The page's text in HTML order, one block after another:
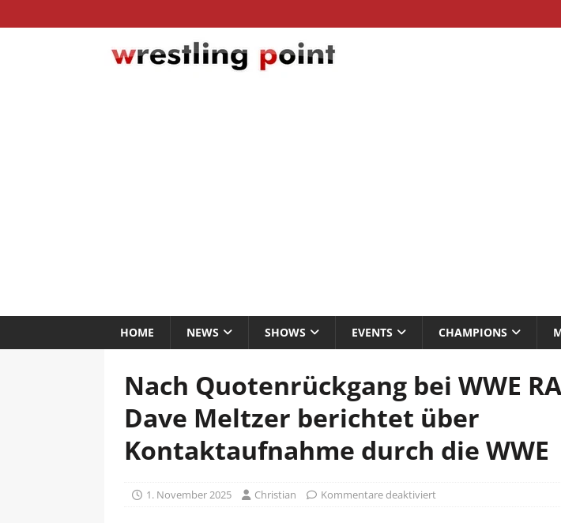
HOME NEWS SHOWS EVENTS CHAMPIONS
Nach Quotenrückgang bei WWE
Dave Meltzer berichtet über
Kontaktaufnahme durch die WWE
1. November 2025 Christian Kommentare deaktiviert